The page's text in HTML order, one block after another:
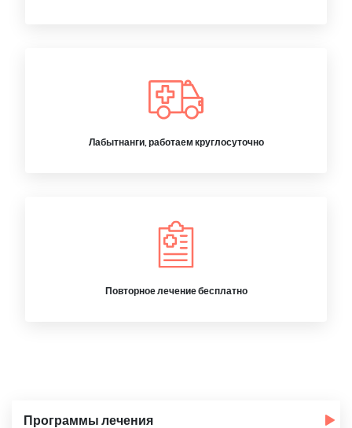
Лабытнанги, работаем круглосуточно
Повторное лечение бесплатно
Программы лечения